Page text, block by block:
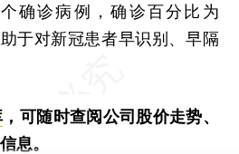
确诊病例，确诊百分比为
于对新冠患者早识别、早隔
，可随时查阅公司股价走势、
息。